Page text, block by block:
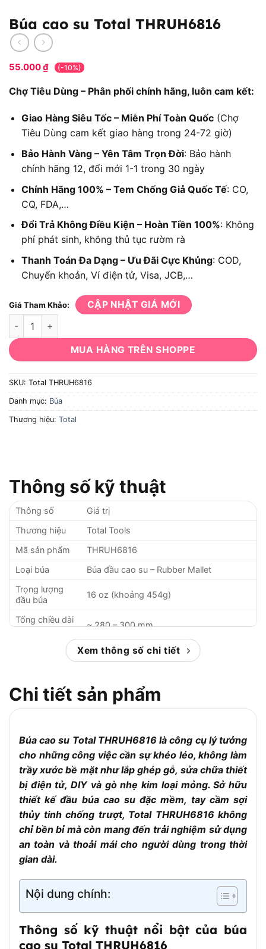
Búa cao su Total THRUH6816
55.000₫ (-10%)
Chợ Tiêu Dùng – Phân phối chính hãng, luôn cam kết:
Giao Hàng Siêu Tốc – Miễn Phí Toàn Quốc(Chợ
Tiêu Dùng cam kết giao hàng trong 24-72 giờ)
Bảo Hành Vàng – Yên Tâm Trọn Đời: Bảo hành
chính hãng 12, đổi mới 1-1 trong 30 ngày
Chính Hãng 100% – Tem Chống Giả Quốc Tế: CO,
CQ, FDA,…
Đổi Trả Không Điều Kiện – Hoàn Tiền 100%: Không
phí phát sinh, không thủ tục rườm rà
Thanh Toán Đa Dạng – Ưu Đãi Cực Khủng: COD,
Chuyển khoản, Ví điện tử, Visa, JCB,…
Giá Tham Khảo: CẬP NHẬT GIÁ MỚI
Búa cao su Total THRUH6816 số lượng
MUA HÀNG TRÊN SHOPPE
SKU: Total THRUH6816
Danh mục: Búa
Thương hiệu: Total
Thông số kỹ thuật
Thông số
Giá trị
Thương hiệu
Total Tools
Mã sản phẩm
THRUH6816
Loại búa
Búa đầu cao su – Rubber Mallet
Trọng lượng
đầu búa
16 oz (khoảng 454g)
Tổng chiều dài
búa
~ 280 – 300 mm
Chất liệu đầu
Cao su đúc nguyên khối, đàn hồi cao
búa
Thép bọc nhựa chống trượt
Màu sắc đầu
Tay cầm
chống trượt
Có – Thiết kế công thái học (ergonomic)
Ứng dụng
Gõ gạch, lát nền, lắp ráp gỗ, đồ nội thất,
không để lại vết
Đặc điểm nổi
bật
Êm lực, không gây trầy xước bề mặt khi
thao tác
Xem thông số chi tiết
Chi tiết sản phẩm
Búa cao su Total THRUH6816 là công cụ lý tưởng
cho những công việc cần sự khéo léo, không làm
trầy xước bề mặt như lắp ghép gỗ, sửa chữa thiết
bị điện tử, DIY và gò nhẹ kim loại mỏng. Sở hữu
thiết kế đầu búa cao su đặc mềm, tay cầm sợi
thủy tinh chống trượt, Total THRUH6816 không
chỉ bền bỉ mà còn mang đến trải nghiệm sử dụng
an toàn và thoải mái cho người dùng trong thời
gian dài.
Nội dung chính:
Thông số kỹ thuật nổi bật của búa
cao su Total THRUH6816